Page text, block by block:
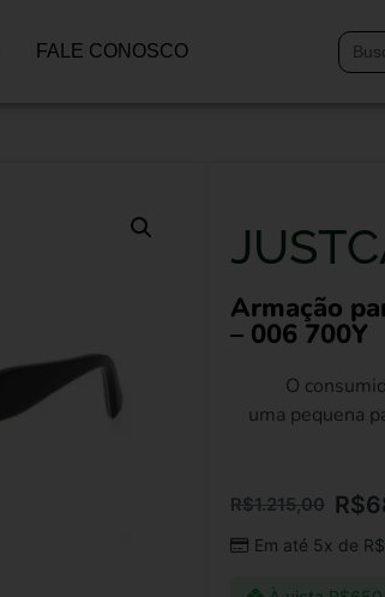
FALE CONOSCO
Armação
– 006 700Y
O
uma pequena
R$1.215,00 R$
Em até 5x de R$